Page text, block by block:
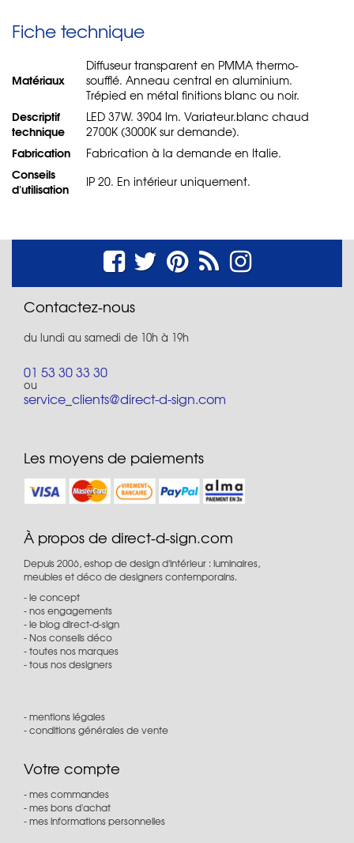
Fiche technique
Matériaux
Diffuseur transparent en PMMA thermo-
soufflé. Anneau central en aluminium.
Trépied en métal finitions blanc ou noir.
Descriptif
technique
LED 37W. 3904 lm. Variateur.blanc chaud
2700K (3000K sur demande).
Fabrication Fabrication à la demande en Italie.
Conseils
d'utilisation
IP 20. En intérieur uniquement.
Contactez-nous
du lundi au samedi de 10h à 19h
01 53 30 33 30
ou
service_clients@direct-d-sign.com
Les moyens de paiements
À propos de direct-d-sign.com
Depuis 2006, eshop de design d'intérieur : luminaires,
meubles et déco de designers contemporains.
le concept
nos engagements
le blog direct-d-sign
Nos conseils déco
toutes nos marques
tous nos designers
mentions légales
conditions générales de vente
Votre compte
mes commandes
mes bons d'achat
mes informations personnelles